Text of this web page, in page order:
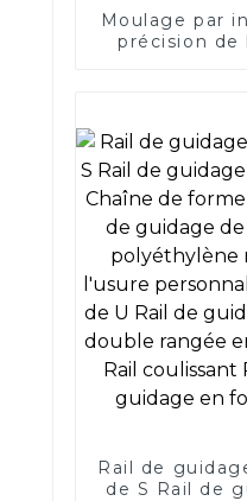
Moulage par
précision de
Rail de
de S Rail de